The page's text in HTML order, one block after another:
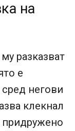
на
разказват
е
негови
клекнал
придружено